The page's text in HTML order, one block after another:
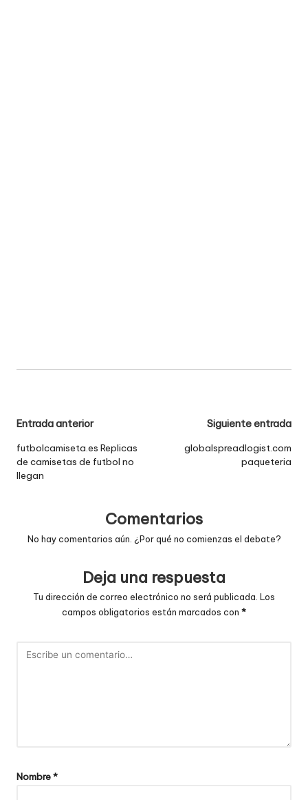
Navegación
de
entradas
Entrada anterior
futbolcamiseta.es Replicas
de camisetas de futbol no
llegan
Siguiente entrada
globalspreadlogist.com
paqueteria
Comentarios
No hay comentarios aún. ¿Por qué no comienzas el debate?
Deja una respuesta
Tu dirección de correo electrónico no será publicada. Los
campos obligatorios están marcados con *
Nombre*